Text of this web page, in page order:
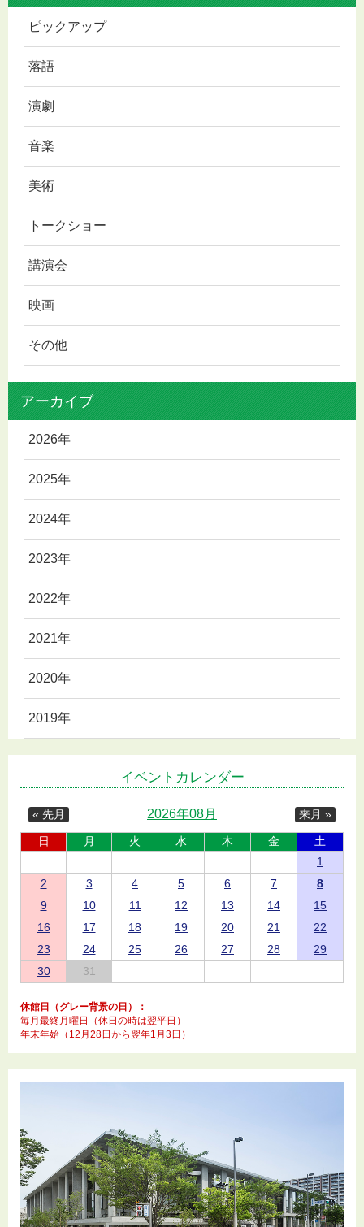
ピックアップ
落語
演劇
音楽
美術
トークショー
講演会
映画
その他
アーカイブ
2026年
2025年
2024年
2023年
2022年
2021年
2020年
2019年
イベントカレンダー
« 先月 来月 »
2026年08月
日 月 火 水 木 金
土
1
2
3 4 5 6 7
8
9
10 11 12 13 14
15
16
17 18 19 20 21
22
23
24 25 26 27 28
29
30
31
休館日（グレー背景の日）：
毎月最終月曜日（休日の時は翌平日）
年末年始（12月28日から翌年1月3日）